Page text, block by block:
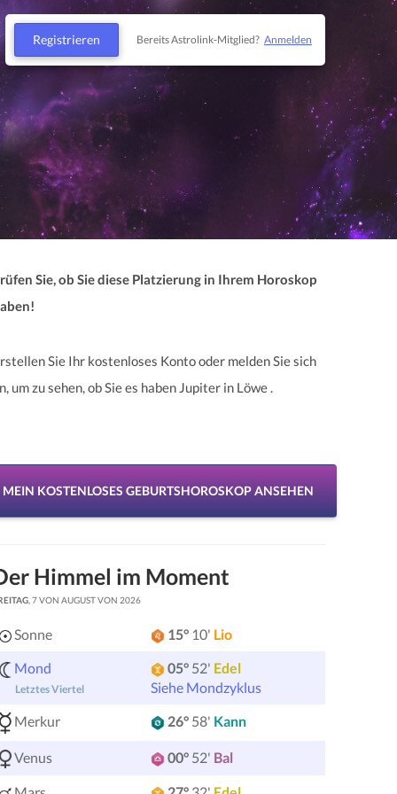
Registrieren Bereits Astrolink-Mitglied? Anmelden
Sie, ob Sie diese Platzierung in Ihrem Horoskop
Sie Ihr kostenloses Konto oder melden Sie sich
um zu sehen, ob Sie es haben Jupiter in Löwe .
MEIN KOSTENLOSES GEBURTSHOROSKOP ANSEHEN
Himmel im Moment
, 7 VON AUGUST VON 2026
Sonne 15°10' Lio
Mond
Letztes Viertel
05°52' Edel
Siehe Mondzyklus
Merkur
26°58' Kann
Venus 00°52' Bal